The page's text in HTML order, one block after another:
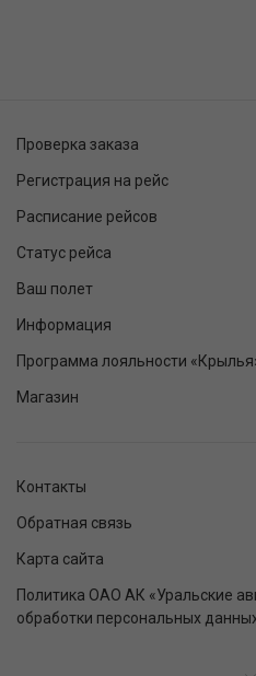
Проверка заказа
Регистрация на рейс
Расписание рейсов
Статус рейса
Ваш полет
Информация
Программа лояльности
Магазин
Контакты
Обратная связь
Карта сайта
Политика ОАО АК «Уральские
обработки персональных